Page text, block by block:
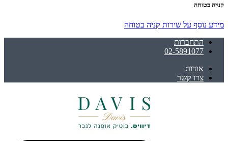
קנייה בטוחה
מידע נוסף על שירות קניה בטוחה
התחברות
02-5891077
אודות
צרו קשר